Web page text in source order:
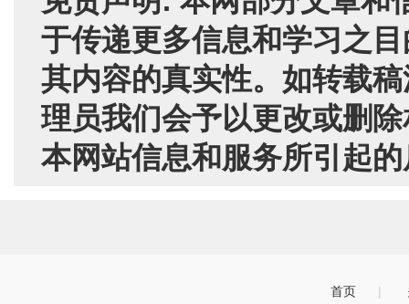
于传递更多信息和学习之
其内容的真实性。如转载
理员我们会予以更改或删
本网站信息和服务所引起
首页 |